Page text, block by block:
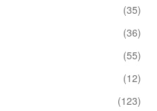
(35)
(36)
(55)
(12)
(123)